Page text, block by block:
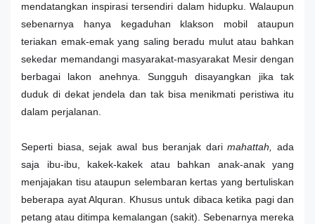
mendatangkan inspirasi tersendiri dalam hidupku. Walaupun
sebenarnya hanya kegaduhan klakson mobil ataupun
teriakan emak-emak yang saling beradu mulut atau bahkan
sekedar memandangi masyarakat-masyarakat Mesir dengan
berbagai lakon anehnya. Sungguh disayangkan jika tak
duduk di dekat jendela dan tak bisa menikmati peristiwa itu
dalam perjalanan.
Seperti biasa, sejak awal bus beranjak darimahattah, ada
saja ibu-ibu, kakek-kakek atau bahkan anak-anak yang
menjajakan tisu ataupun selembaran kertas yang bertuliskan
beberapa ayat Alquran. Khusus untuk dibaca ketika pagi dan
petang atau ditimpa kemalangan (sakit). Sebenarnya mereka